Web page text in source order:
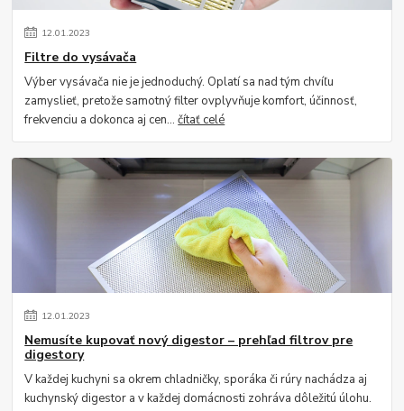
12.01.2023
Filtre do vysávača
Výber vysávača nie je jednoduchý. Oplatí sa nad tým chvíľu
zamyslieť, pretože samotný filter ovplyvňuje komfort, účinnosť,
frekvenciu a dokonca aj cen...čítať celé
12.01.2023
Nemusíte kupovať nový digestor – prehľad filtrov pre
digestory
V každej kuchyni sa okrem chladničky, sporáka či rúry nachádza aj
kuchynský digestor a v každej domácnosti zohráva dôležitú úlohu.